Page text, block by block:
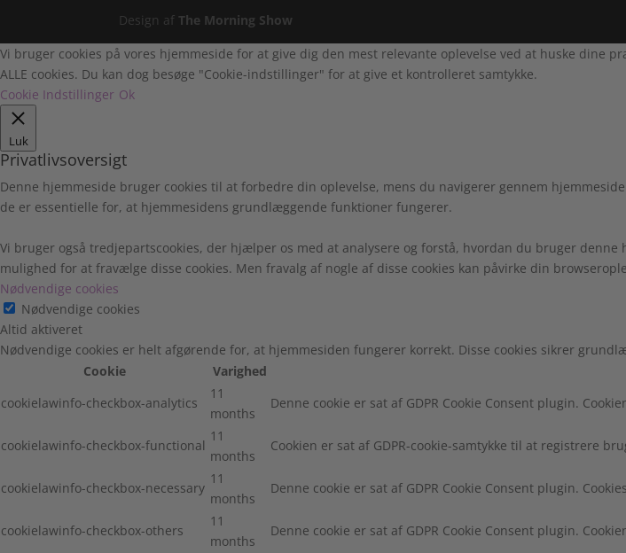
Design af The Morning Show
Vi bruger cookies på vores hjemmeside for at give dig den mest relevante oplevelse ved at huske dine
ALLE cookies. Du kan dog besøge "Cookie-indstillinger" for at give et kontrolleret samtykke.
Cookie Indstillinger Ok
Luk
Privatlivsoversigt
Denne hjemmeside bruger cookies til at forbedre din oplevelse, mens du navigerer gennem
de er essentielle for, at hjemmesidens grundlæggende funktioner fungerer.
Vi bruger også tredjepartscookies, der hjælper os med at analysere og forstå, hvordan du bruger
mulighed for at fravælge disse cookies. Men fravalg af nogle af disse cookies kan påvirke din
Nødvendige cookies
Nødvendige cookies
Altid aktiveret
Nødvendige cookies er helt afgørende for, at hjemmesiden fungerer korrekt. Disse cookies sikrer
Cookie
Varighed
cookielawinfo-checkbox-analytics
11
months
Denne cookie er sat af GDPR Cookie Consent plugin.
cookielawinfo-checkbox-functional
11
months
Cookien er sat af GDPR-cookie-samtykke til at registrere
cookielawinfo-checkbox-necessary
11
months
Denne cookie er sat af GDPR Cookie Consent plugin.
cookielawinfo-checkbox-others
11
months
Denne cookie er sat af GDPR Cookie Consent plugin.